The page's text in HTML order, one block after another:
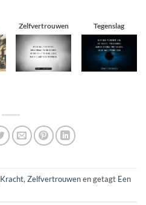
Zelfvertrouwen Tegenslag
Kracht, Zelfvertrouwenen getagt Een